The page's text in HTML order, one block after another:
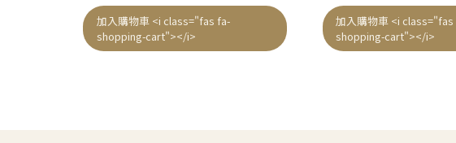
滿
分
5
加入購物車 <i class="fas fa-
shopping-cart"></i>
滿
分
5
加入購物車 <i
shopping-cart"></i>